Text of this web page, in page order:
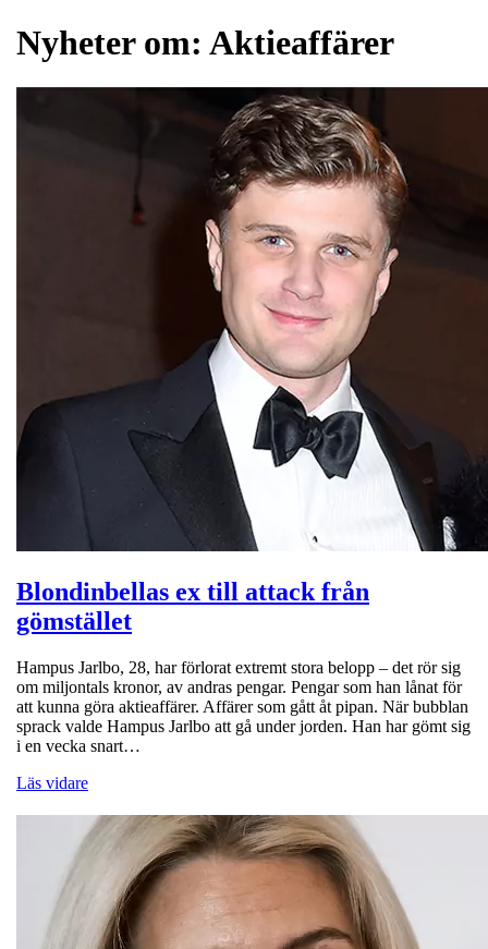
Nyheter om: Aktieaffärer
Blondinbellas ex till attack från
gömstället
Hampus Jarlbo, 28, har förlorat extremt stora belopp – det rör sig
om miljontals kronor, av andras pengar. Pengar som han lånat för
att kunna göra aktieaffärer. Affärer som gått åt pipan. När bubblan
sprack valde Hampus Jarlbo att gå under jorden. Han har gömt sig
i en vecka snart…
Läs vidare